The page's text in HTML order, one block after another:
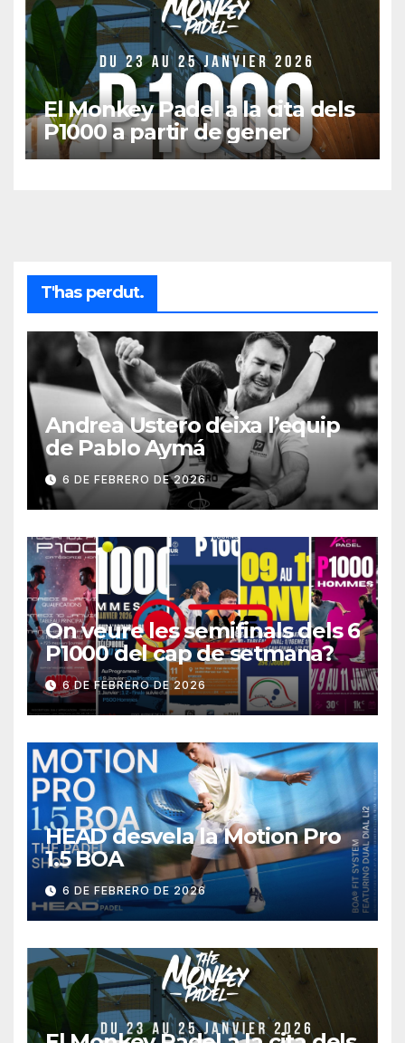
El Monkey Padel a la cita dels
P1000 a partir de gener
T'has perdut.
Andrea Ustero deixa l’equip
de Pablo Aymá
6 DE FEBRERO DE 2026
On veure les semifinals dels 6
P1000 del cap de setmana?
6 DE FEBRERO DE 2026
HEAD desvela la Motion Pro
1.5 BOA
6 DE FEBRERO DE 2026